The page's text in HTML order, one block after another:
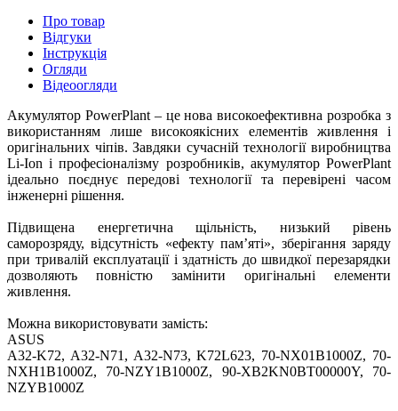
Про товар
Відгуки
Інструкція
Огляди
Відеоогляди
Акумулятор PowerPlant – це нова високоефективна розробка з
використанням лише високоякісних елементів живлення і
оригінальних чіпів. Завдяки сучасній технології виробництва
Li-Ion і професіоналізму розробників, акумулятор PowerPlant
ідеально поєднує передові технології та перевірені часом
інженерні рішення.
Підвищена енергетична щільність, низький рівень
саморозряду, відсутність «ефекту пам’яті», зберігання заряду
при тривалій експлуатації і здатність до швидкої перезарядки
дозволяють повністю замінити оригінальні елементи
живлення.
Можна використовувати замість:
ASUS
A32-K72, A32-N71, A32-N73, K72L623, 70-NX01B1000Z, 70-
NXH1B1000Z, 70-NZY1B1000Z, 90-XB2KN0BT00000Y, 70-
NZYB1000Z